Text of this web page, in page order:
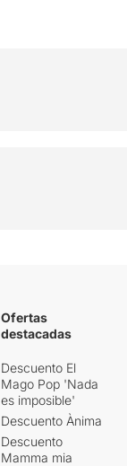
Ofertas
destacadas
Descuento El
Mago Pop 'Nada
es imposible'
Descuento Ànima
Descuento
Mamma mia